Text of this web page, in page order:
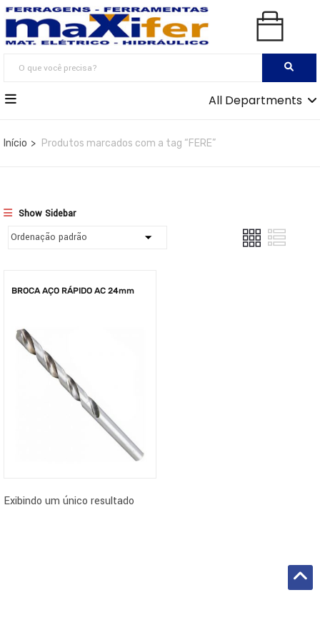
All Departments
Início Produtos marcados com a tag “FERE”
Show Sidebar
BROCA AÇO RÁPIDO AC 24mm
Exibindo um único resultado